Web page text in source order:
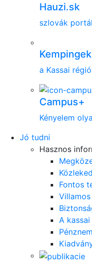
Hauzi.sk
szlovák portál
Kempingek
a Kassai
Campus+
Kényelem
Jó tudni
Hasznos
Fontos
A
Pénznem